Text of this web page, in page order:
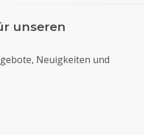
unseren
Neuigkeiten und